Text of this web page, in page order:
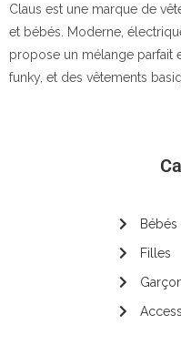
Claus est une marque de
et bébés. Moderne,
propose un mélange parfait
funky, et des vêtements
Bébés
Filles